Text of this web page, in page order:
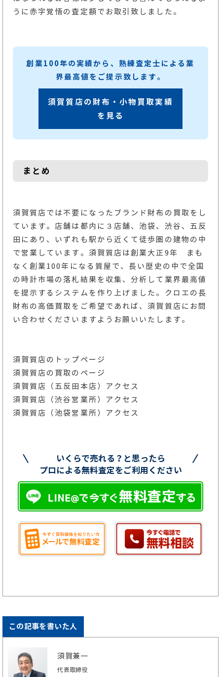
うに赤字覚悟の査定額でお取引致しました。
創業100年の実績から、熟練査定士による業
界最高値をご提示致します。
須賀質店の財布・小物買取実績
を見る
まとめ
須賀質店では不要になったブランド財布の買取をし
ています。店舗は都内に３店舗、池袋、渋谷、五反
田にあり、いずれも駅から近くて徒歩圏の建物の中
で営業しています。須賀質店は創業大正9年 まも
なく創業100年になる質屋で、長い歴史の中で全国
の時計市場の落札結果を収集、分析して業界最高値
を提示するシステムを作り上げました。クロエの長
財布の高価買取をご希望であれば、須賀質店にお問
い合わせくださいますようお願いいたします。
須賀質店のトップページ
須賀質店の買取のページ
須賀質店（五反田本店）アクセス
須賀質店（渋谷営業所）アクセス
須賀質店（池袋営業所）アクセス
いくらで売れる？と思ったら
プロによる無料査定をご利用ください
この記事を書いた人
須賀兼一
代表取締役